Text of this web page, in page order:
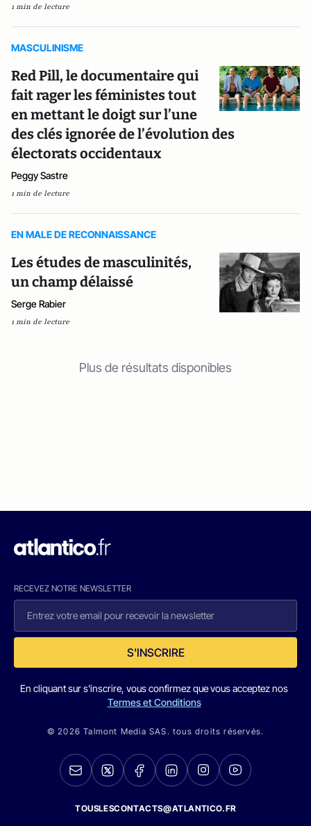
1 min de lecture
MASCULINISME
Red Pill, le documentaire qui
fait rager les féministes tout
en mettant le doigt sur l’une
des clés ignorée de l’évolution des
électorats occidentaux
Peggy Sastre
1 min de lecture
EN MALE DE RECONNAISSANCE
Les études de masculinités,
un champ délaissé
Serge Rabier
1 min de lecture
Plus de résultats disponibles
RECEVEZ NOTRE NEWSLETTER
S'INSCRIRE
En cliquant sur s'inscrire, vous confirmez que vous acceptez nos
Termes et Conditions
© 2026 Talmont Media SAS. tous droits réservés.
TOUSLESCONTACTS@ATLANTICO.FR